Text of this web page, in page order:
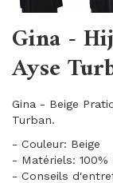
Gina -
Ayse
Gina - Beige
Turban.
- Couleur: Beige
- Matériels: 100%
- Conseils